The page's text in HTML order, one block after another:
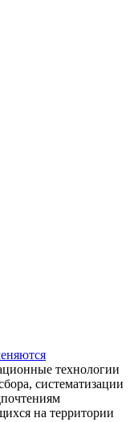
технологии
систематизации
на территории